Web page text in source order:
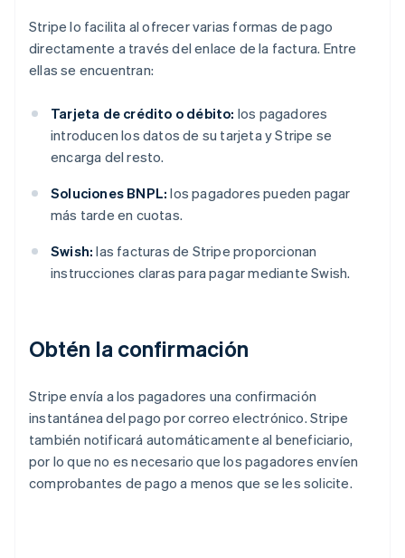
Stripe lo facilita al ofrecer varias formas de pago
directamente a través del enlace de la factura. Entre
ellas se encuentran:
Tarjeta de crédito o débito: los pagadores
introducen los datos de su tarjeta y Stripe se
encarga del resto.
Soluciones BNPL: los pagadores pueden pagar
más tarde en cuotas.
Swish: las facturas de Stripe proporcionan
instrucciones claras para pagar mediante Swish.
Obtén la confirmación
Stripe envía a los pagadores una confirmación
instantánea del pago por correo electrónico. Stripe
también notificará automáticamente al beneficiario,
por lo que no es necesario que los pagadores envíen
comprobantes de pago a menos que se les solicite.